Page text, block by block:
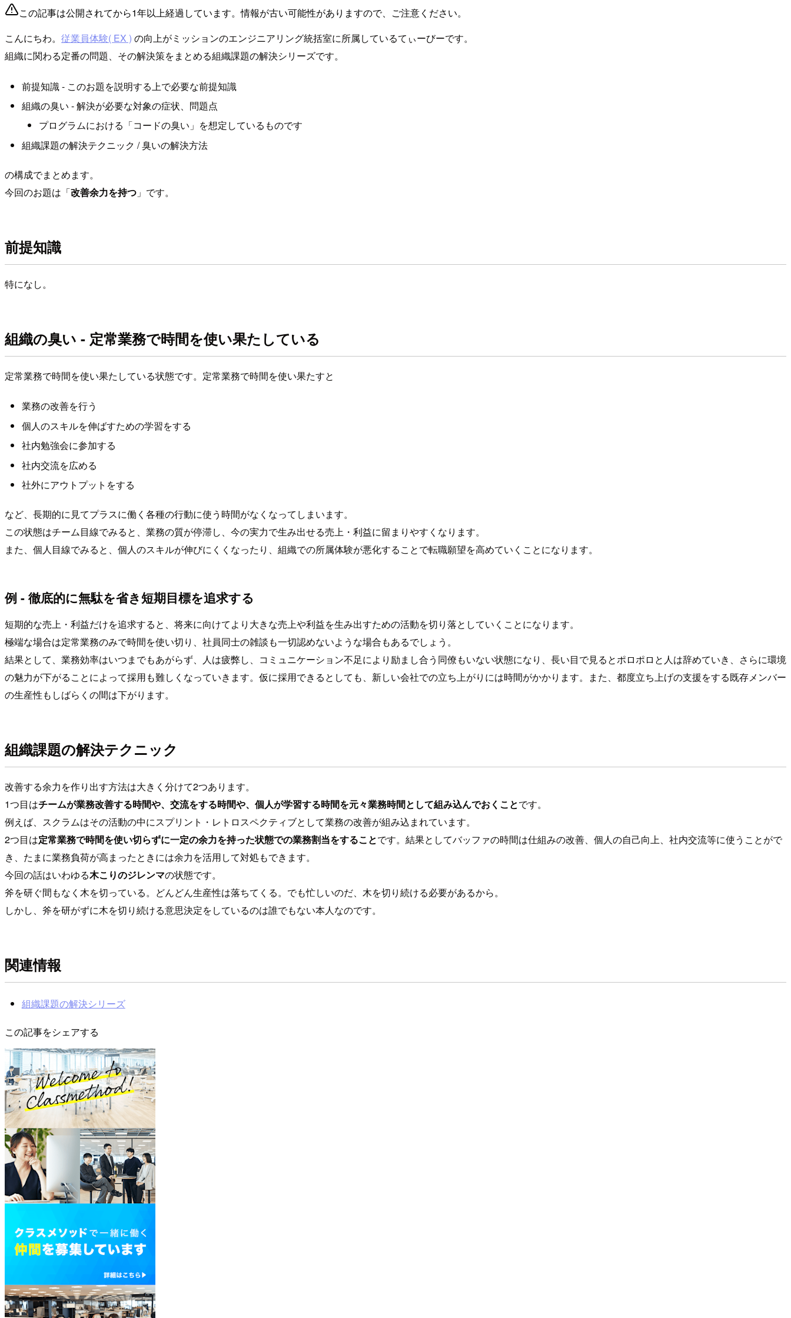
この記事は公開されてから1年以上経過しています。情報が古い可能性がありますので、ご注意ください。
こんにちわ。 従業員体験( EX ) の向上がミッションのエンジニアリング統括室に所属しているてぃーびーです。
組織に関わる定番の問題、その解決策をまとめる組織課題の解決シリーズです。
前提知識 - このお題を説明する上で必要な前提知識
組織の臭い - 解決が必要な対象の症状、問題点
プログラムにおける「コードの臭い」を想定しているものです
組織課題の解決テクニック / 臭いの解決方法
の構成でまとめます。
今回のお題は「改善余力を持つ 」です。
前提知識
特になし。
組織の臭い - 定常業務で時間を使い果たしている
定常業務で時間を使い果たしている状態です。定常業務で時間を使い果たすと
業務の改善を行う
個人のスキルを伸ばすための学習をする
社内勉強会に参加する
社内交流を広める
社外にアウトプットをする
など、長期的に見てプラスに働く各種の行動に使う時間がなくなってしまいます。
この状態はチーム目線でみると、業務の質が停滞し、今の実力で生み出せる売上・利益に留まりやすくなります。
また、個人目線でみると、個人のスキルが伸びにくくなったり、組織での所属体験が悪化することで転職願望を高めていくことになります。
例 - 徹底的に無駄を省き短期目標を追求する
短期的な売上・利益だけを追求すると、将来に向けてより大きな売上や利益を生み出すための活動を切り落としていくことになります。
極端な場合は定常業務のみで時間を使い切り、社員同士の雑談も一切認めないような場合もあるでしょう。
結果として、業務効率はいつまでもあがらず、人は疲弊し、コミュニケーション不足により励まし合う同僚もいない状態になり、長い目で見るとポロポロと人は辞めていき、さらに環境
の魅力が下がることによって採用も難しくなっていきます。仮に採用できるとしても、新しい会社での立ち上がりには時間がかかります。また、都度立ち上げの支援をする既存メンバー
の生産性もしばらくの間は下がります。
組織課題の解決テクニック
改善する余力を作り出す方法は大きく分けて2つあります。
1つ目はチームが業務改善する時間や、交流をする時間や、個人が学習する時間を元々業務時間として組み込んでおくことです。
例えば、スクラムはその活動の中にスプリント・レトロスペクティブとして業務の改善が組み込まれています。
2つ目は定常業務で時間を使い切らずに一定の余力を持った状態での業務割当をすることです。結果としてバッファの時間は仕組みの改善、個人の自己向上、社内交流等に使うことがで
き、たまに業務負荷が高まったときには余力を活用して対処もできます。
今回の話はいわゆる木こりのジレンマの状態です。
斧を研ぐ間もなく木を切っている。どんどん生産性は落ちてくる。でも忙しいのだ、木を切り続ける必要があるから。
しかし、斧を研がずに木を切り続ける意思決定をしているのは誰でもない本人なのです。
関連情報
組織課題の解決シリーズ
この記事をシェアする